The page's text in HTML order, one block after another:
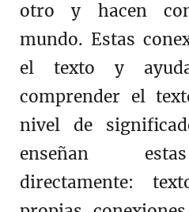
otro y hacen
mundo. Estas
el texto y
comprender el
nivel de
enseñan
directamente: